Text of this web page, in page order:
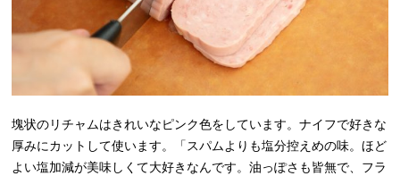
塊状のリチャムはきれいなピンク色をしています。ナイフで好きな
厚みにカットして使います。「スパムよりも塩分控えめの味。ほど
よい塩加減が美味しくて大好きなんです。油っぽさも皆無で、フラ